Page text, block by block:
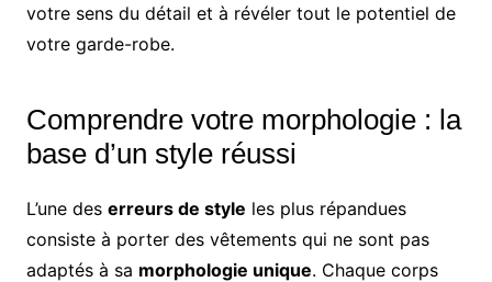
votre sens du détail et à révéler tout le potentiel de
votre garde-robe.
Comprendre votre morphologie : la
base d’un style réussi
L’une des erreurs de style les plus répandues
consiste à porter des vêtements qui ne sont pas
adaptés à sa morphologie unique. Chaque corps